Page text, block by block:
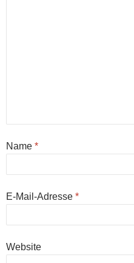
Name *
E-Mail-Adresse *
Website